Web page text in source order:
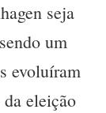
seja
um
evoluíram
eleição